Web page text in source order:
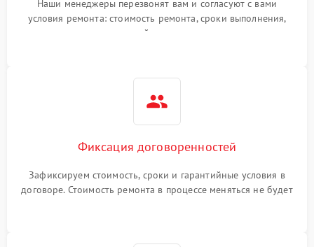
Наши менеджеры перезвонят вам и согласуют с вами
условия ремонта: стоимость ремонта, сроки выполнения,
гарантийные условия
Фиксация договоренностей
Зафиксируем стоимость, сроки и гарантийные условия в
договоре. Стоимость ремонта в процессе меняться не будет